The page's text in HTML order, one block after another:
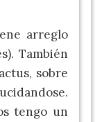
arreglo
También
sobre
tengo un